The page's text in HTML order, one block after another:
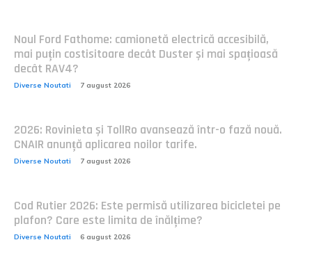
Noul Ford Fathome: camionetă electrică accesibilă,
mai puțin costisitoare decât Duster și mai spațioasă
decât RAV4?
Diverse Noutati 7 august 2026
2026: Rovinieta și TollRo avansează într-o fază nouă.
CNAIR anunță aplicarea noilor tarife.
Diverse Noutati 7 august 2026
Cod Rutier 2026: Este permisă utilizarea bicicletei pe
plafon? Care este limita de înălțime?
Diverse Noutati 6 august 2026